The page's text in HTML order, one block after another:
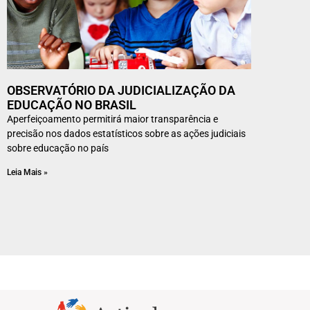
OBSERVATÓRIO DA JUDICIALIZAÇÃO DA
EDUCAÇÃO NO BRASIL
Aperfeiçoamento permitirá maior transparência e
precisão nos dados estatísticos sobre as ações judiciais
sobre educação no país
Leia Mais »